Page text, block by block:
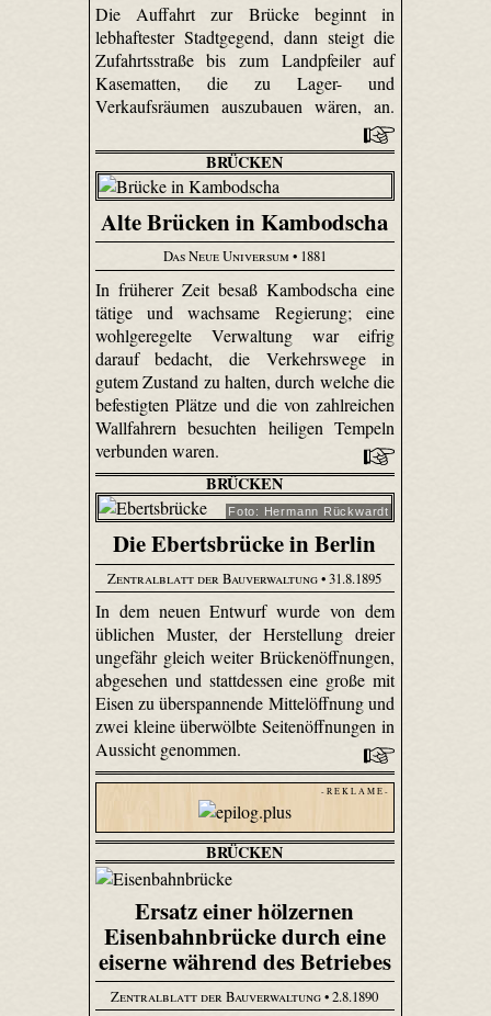
Die Auffahrt zur Brücke beginnt in
lebhaftester Stadtgegend, dann steigt die
Zufahrtsstraße bis zum Landpfeiler auf
Kasematten, die zu Lager- und
Verkaufsräumen auszubauen wären, an.
BRÜCKEN
Alte Brücken in Kambodscha
Das Neue Universum • 1881
In früherer Zeit besaß Kambodscha eine
tätige und wachsame Regierung; eine
wohl­gere­gelte Verwaltung war eifrig
darauf bedacht, die Verkehrswege in
gutem Zustand zu halten, durch welche die
befestigten Plätze und die von zahlreichen
Wallfahrern besuchten heiligen Tempeln
verbunden waren.
BRÜCKEN
Foto: Hermann Rückwardt
Die Ebertsbrücke in Berlin
Zentralblatt der Bauverwaltung• 31.8.1895
In dem neuen Entwurf wurde von dem
üblichen Muster, der Herstellung dreier
ungefähr gleich weiter Brückenöffnungen,
abgesehen und stattdessen eine große mit
Eisen zu überspannende Mittelöffnung und
zwei kleine überwölbte Seitenöffnungen in
Aussicht genommen.
- R E K L A M E -
BRÜCKEN
Ersatz einer hölzernen
Eisenbahnbrücke durch eine
eiserne während des Betriebes
Zentralblatt der Bauverwaltung• 2.8.1890